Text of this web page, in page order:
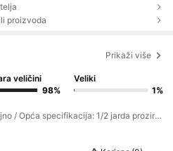
proizvoda
Prikaži više
veličini
98%
Veliki
1%
Boja: Višebojno / Opća specifikacija: 1/2 jarda prozirno